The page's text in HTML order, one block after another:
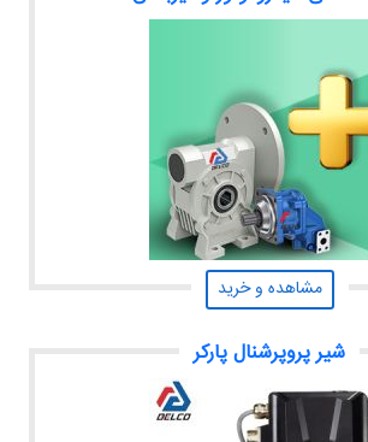
مشاهده و خرید
شیر پروپرشنال پارکر